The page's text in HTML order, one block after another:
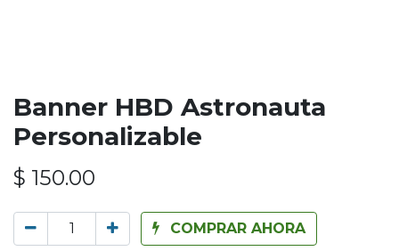
Banner HBD Astronauta
Personalizable
$ 150.00
COMPRAR AHORA